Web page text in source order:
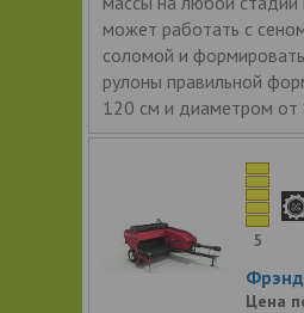
может работать с
соломой и
рулоны правильной
120 см и диаметром
5
Цена